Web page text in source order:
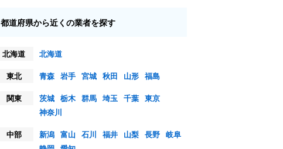
都道府県から近くの業者を探す
北海道
北海道
東北
青森 岩手 宮城 秋田 山形 福島
関東
茨城 栃木 群馬 埼玉 千葉 東京
神奈川
中部
新潟 富山 石川 福井 山梨 長野 岐阜